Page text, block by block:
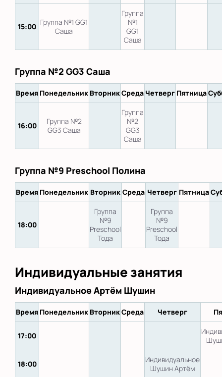
15:00 Группа №1 GG1
Саша
Группа
№1
GG1
Саша
Группа №2 GG3 Саша
Время Понедельник ВторникСреда Четверг Пятница
16:00
Группа №2
GG3 Саша
Группа
№2
GG3
Саша
Группа №9 Preschool Полина
Время Понедельник Вторник Среда Четверг Пятница
18:00
Группа
№9
Preschool
Тода
Группа
№9
Preschool
Тода
Индивидуальные занятия
Индивидуальное Артём Шушин
Время Понедельник ВторникСреда Четверг
17:00
18:00
Индивидуальное
Шушин Артём